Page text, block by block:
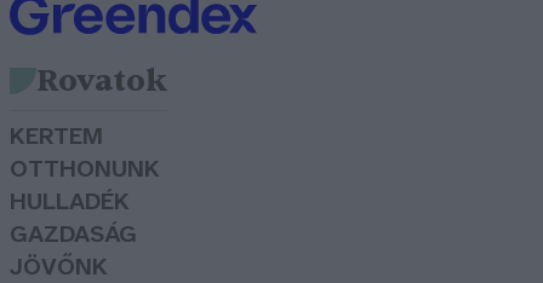
Rovatok
KERTEM
OTTHONUNK
HULLADÉK
GAZDASÁG
JÖVŐNK